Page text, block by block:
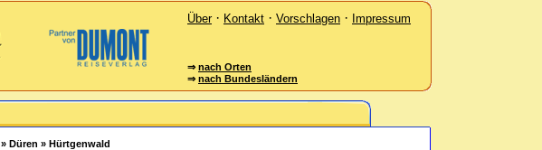
Über· Kontakt · Vorschlagen · Impressum
⇒ nach Orten
⇒ nach Bundesländern
» Düren » Hürtgenwald